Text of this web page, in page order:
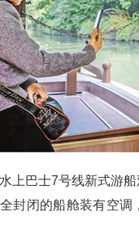
上巴士7号线新式游
封闭的船舱装有空